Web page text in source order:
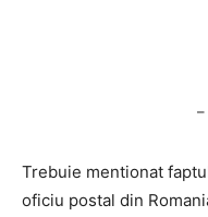
Trebuie mentionat
oficiu postal din